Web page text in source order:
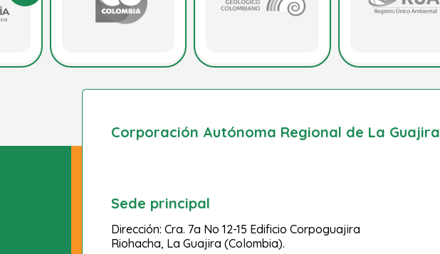
Corporación Autónoma Regional de La Guajira
Sede principal
Dirección: Cra. 7a No 12-15 Edificio Corpoguajira
Riohacha, La Guajira (Colombia).